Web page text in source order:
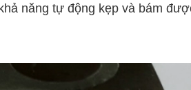
năng tự động kẹp và bám